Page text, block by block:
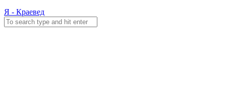
Я - Краевед